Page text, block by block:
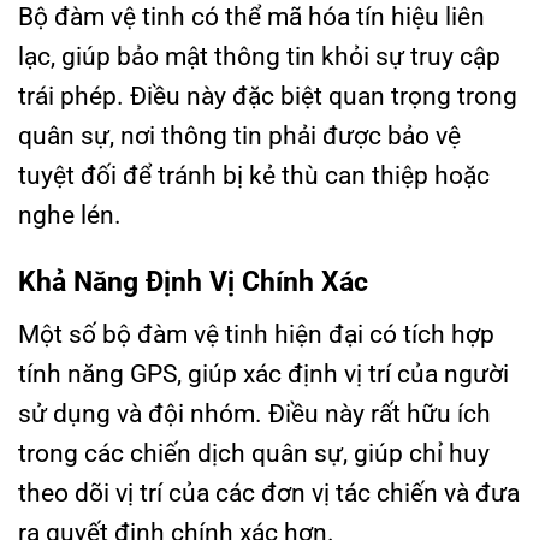
Bộ đàm vệ tinh có thể mã hóa tín hiệu liên
lạc, giúp bảo mật thông tin khỏi sự truy cập
trái phép. Điều này đặc biệt quan trọng trong
quân sự, nơi thông tin phải được bảo vệ
tuyệt đối để tránh bị kẻ thù can thiệp hoặc
nghe lén.
Khả Năng Định Vị Chính Xác
Một số bộ đàm vệ tinh hiện đại có tích hợp
tính năng GPS, giúp xác định vị trí của người
sử dụng và đội nhóm. Điều này rất hữu ích
trong các chiến dịch quân sự, giúp chỉ huy
theo dõi vị trí của các đơn vị tác chiến và đưa
ra quyết định chính xác hơn.